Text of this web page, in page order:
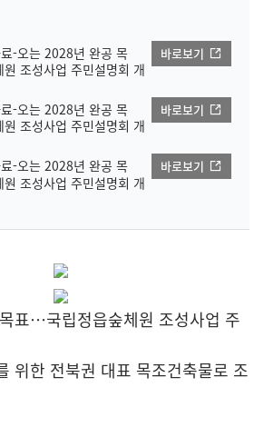
-오는 2028년 완공 목
조성사업 주민설명회 개
바로보기
-오는 2028년 완공 목
조성사업 주민설명회 개
바로보기
-오는 2028년 완공 목
조성사업 주민설명회 개
바로보기
표…국립정읍숲체원 조성사업 주
위한 전북권 대표 목조건축물로 조